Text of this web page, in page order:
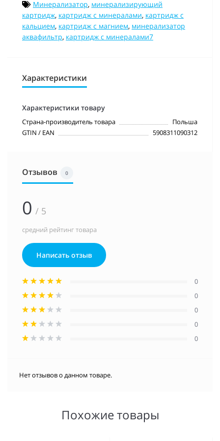
Минерализатор, минерализирующий
картридж, картридж с минералами, картридж с
кальцием, картридж с магнием, минерализатор
аквафильтр, картридж с минералами7
Характеристики
Характеристики товару
Страна-производитель товара
Польша
GTIN / EAN
5908311090312
Отзывов 0
0 / 5
средний рейтинг товара
Написать отзыв
0
0
0
0
0
Нет отзывов о данном товаре.
Похожие товары